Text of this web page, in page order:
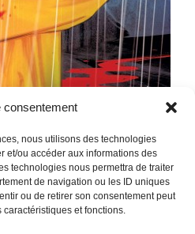
consentement
nous utilisons des technologies
et/ou accéder aux informations des
technologies nous permettra de traiter
de navigation ou les ID uniques
ou de retirer son consentement peut
et fonctions.